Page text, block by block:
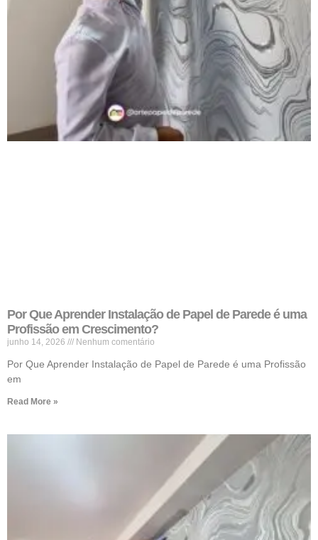
Por Que Aprender Instalação de Papel de Parede é uma
Profissão em Crescimento?
junho 14, 2026 Nenhum comentário
Por Que Aprender Instalação de Papel de Parede é uma Profissão
em
Read More »